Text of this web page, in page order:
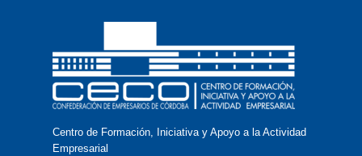
Centro de Formación, Iniciativa y Apoyo a la Actividad
Empresarial